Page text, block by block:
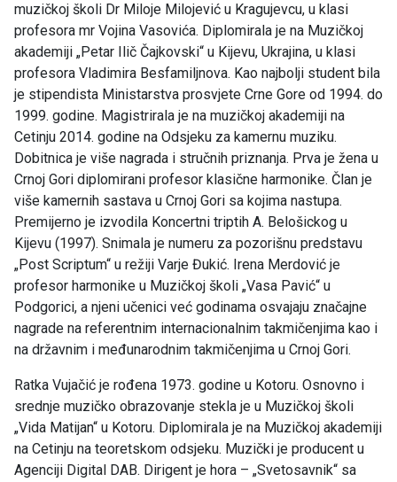
muzičkoj školi Dr Miloje Milojević u Kragujevcu, u klasi
profesora mr Vojina Vasovića. Diplomirala je na Muzičkoj
akademiji „Petar Ilič Čajkovski“ u Kijevu, Ukrajina, u klasi
profesora Vladimira Besfamiljnova. Kao najbolji student bila
je stipendista Ministarstva prosvjete Crne Gore od 1994. do
1999. godine. Magistrirala je na muzičkoj akademiji na
Cetinju 2014. godine na Odsjeku za kamernu muziku.
Dobitnica je više nagrada i stručnih priznanja. Prva je žena u
Crnoj Gori diplomirani profesor klasične harmonike. Član je
više kamernih sastava u Crnoj Gori sa kojima nastupa.
Premijerno je izvodila Koncertni triptih A. Belošickog u
Kijevu (1997). Snimala je numeru za pozorišnu predstavu
„Post Scriptum“ u režiji Varje Đukić. Irena Merdović je
profesor harmonike u Muzičkoj školi „Vasa Pavić“ u
Podgorici, a njeni učenici već godinama osvajaju značajne
nagrade na referentnim internacionalnim takmičenjima kao i
na državnim i međunarodnim takmičenjima u Crnoj Gori.
Ratka Vujačić je rođena 1973. godine u Kotoru. Osnovno i
srednje muzičko obrazovanje stekla je u Muzičkoj školi
„Vida Matijan“ u Kotoru. Diplomirala je na Muzičkoj akademiji
na Cetinju na teoretskom odsjeku. Muzički je producent u
Agenciji Digital DAB. Dirigent je hora – „Svetosavnik“ sa